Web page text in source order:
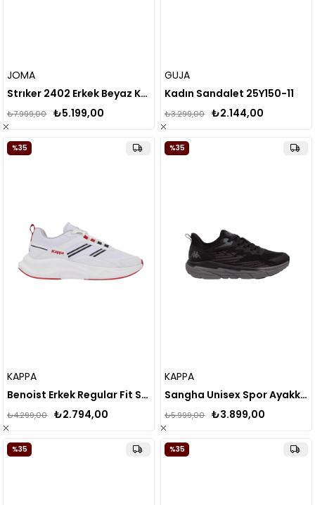
JOMA
Strıker 2402 Erkek Beyaz Krampon (Çim Zemin) STRIKW2402FG
₺5.199,00
₺7.999,00
GUJA
Kadın Sandalet 25Y150-11
₺2.144,00
₺3.299,00
KAPPA
Benoist Erkek Regular Fit Spor Ayakkabı
₺2.794,00
₺4.299,00
%35
KAPPA
Sangha Unisex Spor Ayakkabı
₺3.899,00
₺5.999,00
%35
%35 %35